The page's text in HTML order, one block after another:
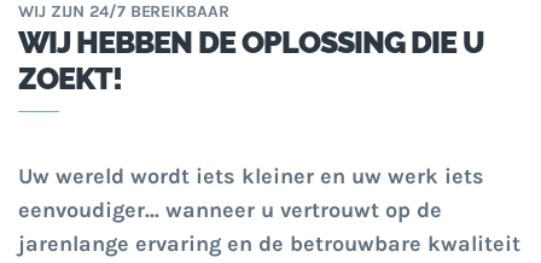
WIJ ZIJN 24/7 BEREIKBAAR
WIJ HEBBEN DE OPLOSSING DIE U
ZOEKT!
Uw wereld wordt iets kleiner en uw werk iets
eenvoudiger... wanneer u vertrouwt op de
jarenlange ervaring en de betrouwbare kwaliteit